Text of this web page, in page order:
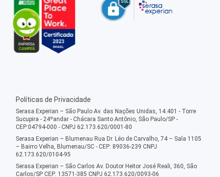
Políticas de Privacidade
Serasa Experian – São Paulo Av. das Nações Unidas, 14.401 - Torre
Sucupira - 24ºandar - Chácara Santo Antônio, São Paulo/SP -
CEP:04794-000 - CNPJ 62.173.620/0001-80
Serasa Experian – Blumenau Rua Dr. Léo de Carvalho, 74 – Sala 1105
– Bairro Velha, Blumenau/SC - CEP: 89036-239 CNPJ
62.173.620/0104-95
Serasa Experian – São Carlos Av. Doutor Heitor José Reali, 360, São
Carlos/SP CEP: 13571-385 CNPJ 62.173.620/0093-06